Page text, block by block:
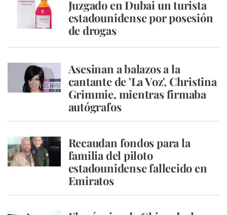
Juzgado en Dubai un turista
estadounidense por posesión
de drogas
Asesinan a balazos a la
cantante de 'La Voz', Christina
Grimmie, mientras firmaba
autógrafos
Recaudan fondos para la
familia del piloto
estadounidense fallecido en
Emiratos